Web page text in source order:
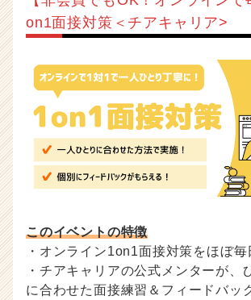
on1面接対策＜チアキャリア>
このイベントの特徴
・オンライン1on1面接対策をほぼ毎
・チアキャリアの公式メンターが、
に合わせた面接練習＆フィードバッ